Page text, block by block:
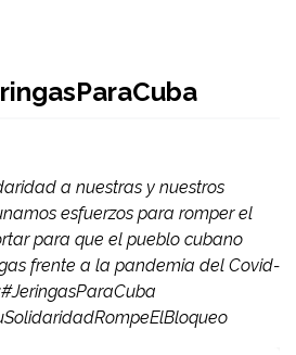
a nuestras y nuestros
esfuerzos para romper el
para que el pueblo cubano
frente a la pandemia del Covid-